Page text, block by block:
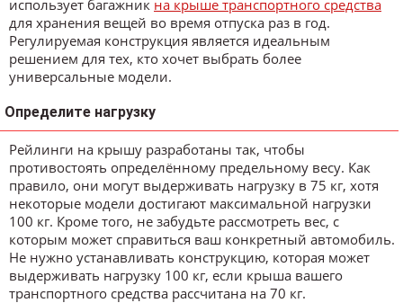
использует багажник на крыше транспортного средства
для хранения вещей во время отпуска раз в год.
Регулируемая конструкция является идеальным
решением для тех, кто хочет выбрать более
универсальные модели.
Определите нагрузку
Рейлинги на крышу разработаны так, чтобы
противостоять определённому предельному весу. Как
правило, они могут выдерживать нагрузку в 75 кг, хотя
некоторые модели достигают максимальной нагрузки
100 кг. Кроме того, не забудьте рассмотреть вес, с
которым может справиться ваш конкретный автомобиль.
Не нужно устанавливать конструкцию, которая может
выдерживать нагрузку 100 кг, если крыша вашего
транспортного средства рассчитана на 70 кг.